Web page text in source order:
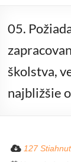
05.
školstva,
najbližšie
127